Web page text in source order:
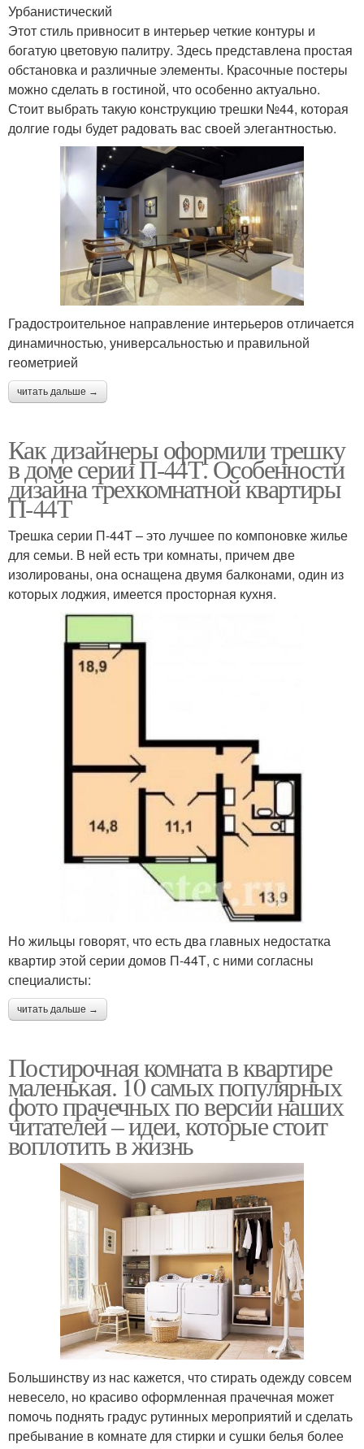
Урбанистический
Этот стиль привносит в интерьер четкие контуры и
богатую цветовую палитру. Здесь представлена ​​простая
обстановка и различные элементы. Красочные постеры
можно сделать в гостиной, что особенно актуально.
Стоит выбрать такую ​​конструкцию трешки №44, которая
долгие годы будет радовать вас своей элегантностью.
Градостроительное направление интерьеров отличается
динамичностью, универсальностью и правильной
геометрией
читать дальше →
Как дизайнеры оформили трешку
в доме серии П-44Т. Особенности
дизайна трехкомнатной квартиры
П-44Т
Трешка серии П-44Т – это лучшее по компоновке жилье
для семьи. В ней есть три комнаты, причем две
изолированы, она оснащена двумя балконами, один из
которых лоджия, имеется просторная кухня.
Но жильцы говорят, что есть два главных недостатка
квартир этой серии домов П-44Т, с ними согласны
специалисты:
читать дальше →
Постирочная комната в квартире
маленькая. 10 самых популярных
фото прачечных по версии наших
читателей – идеи, которые стоит
воплотить в жизнь
Большинству из нас кажется, что стирать одежду совсем
невесело, но красиво оформленная прачечная может
помочь поднять градус рутинных мероприятий и сделать
пребывание в комнате для стирки и сушки белья более